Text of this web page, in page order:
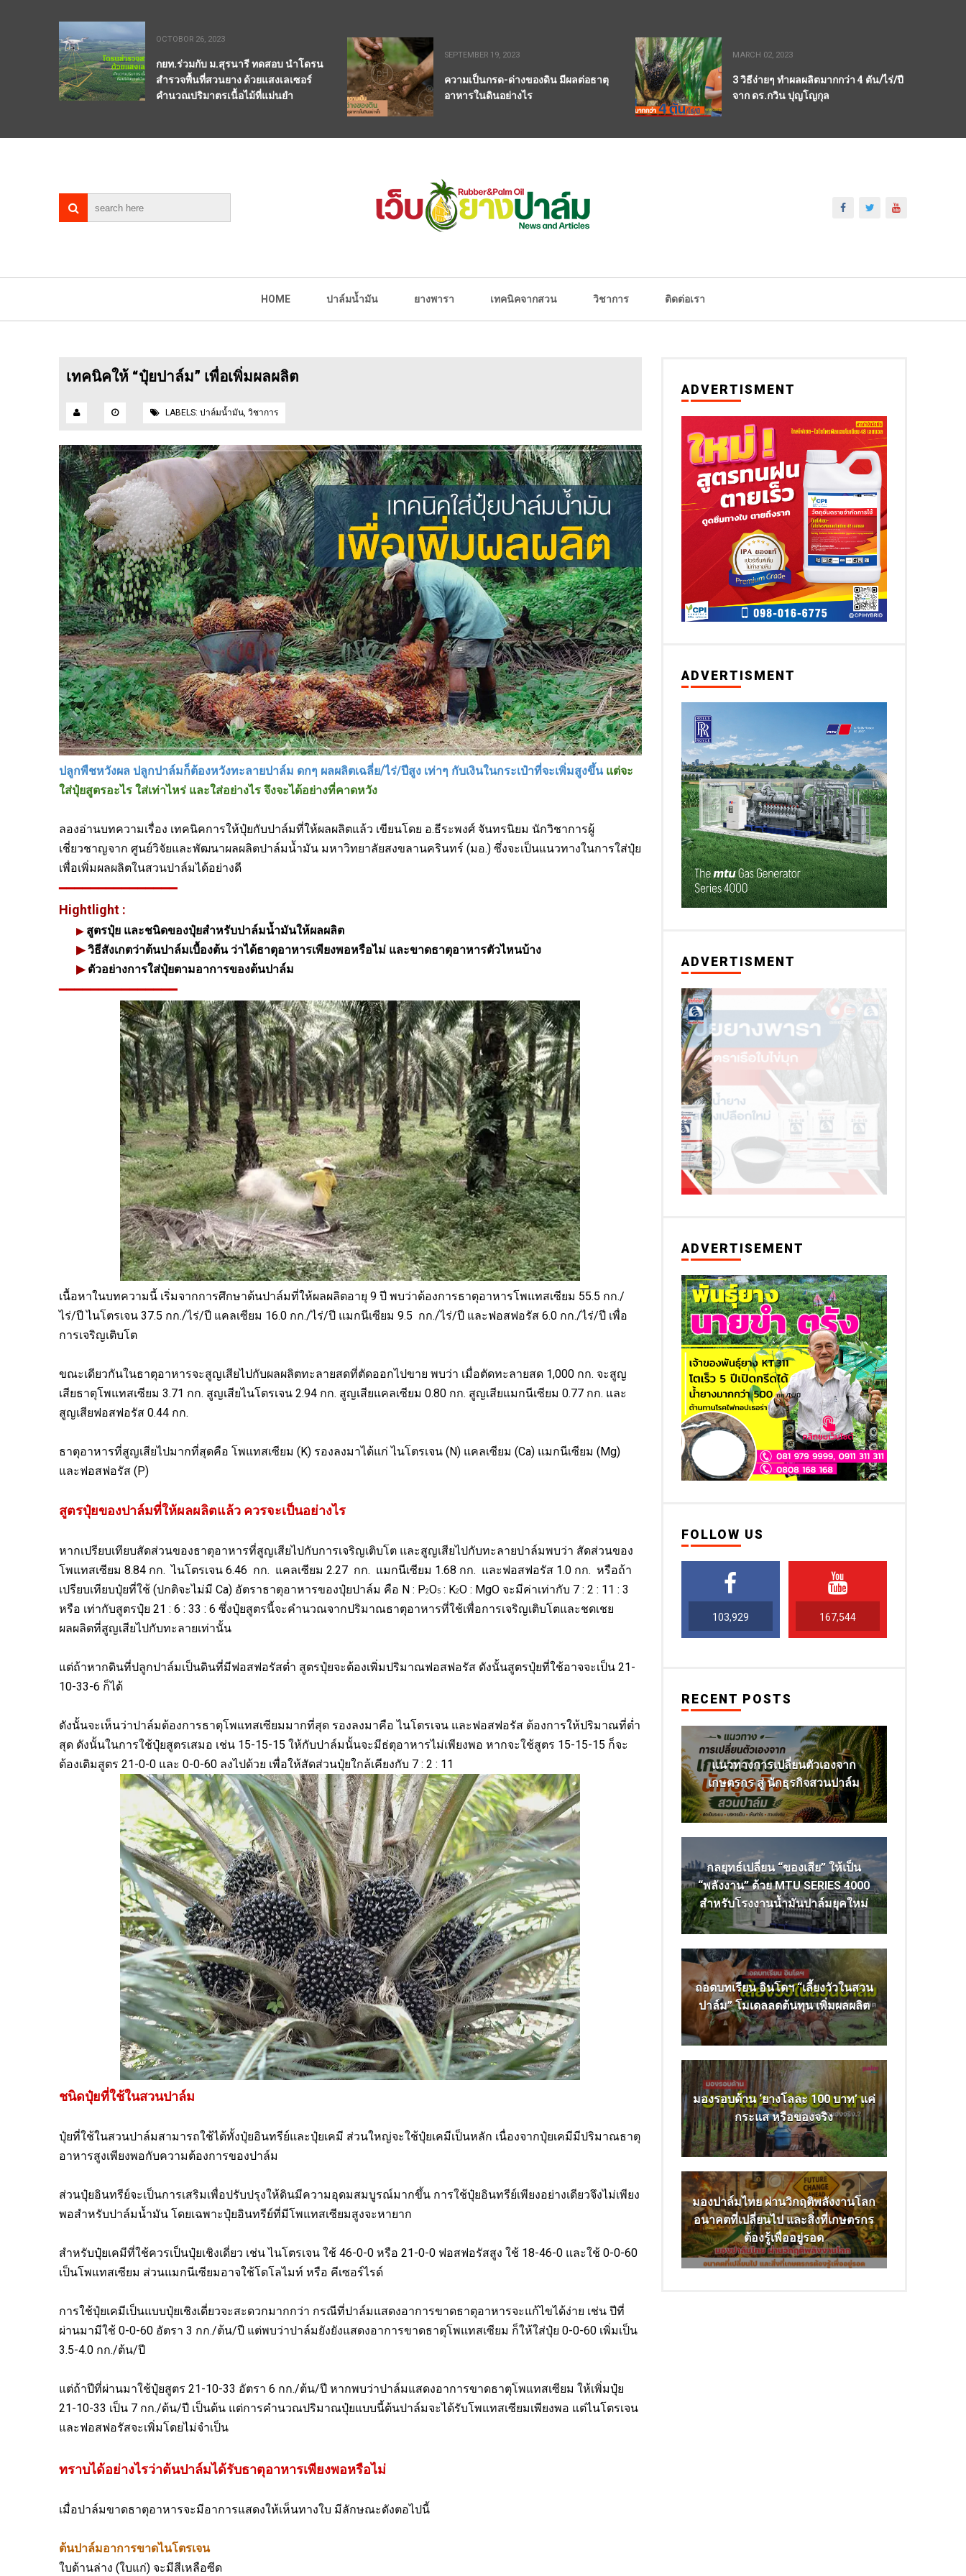
OCTOBOR 26, 2023
กยท.ร่วมกับ ม.สุรนารี ทดสอบ นำโดรน
สำรวจพื้นที่สวนยาง ด้วยแสงเลเซอร์
คำนวณปริมาตรเนื้อไม้ที่แม่นยำ
SEPTEMBER 19, 2023
ความเป็นกรด-ด่างของดิน มีผลต่อธาตุ
อาหารในดินอย่างไร
MARCH 02, 2023
3 วิธีง่ายๆ ทำผลผลิตมากกว่า 4 ตัน/ไร่/ปี
จาก ดร.กวิน ปุญโญกุล
HOME ปาล์มน้ำมัน ยางพารา เทคนิคจากสวน วิชาการ ติดต่อเรา
เทคนิคให้ “ปุ๋ยปาล์ม” เพื่อเพิ่มผลผลิต
LABELS: ปาล์มน้ำมัน, วิชาการ
ปลูกพืชหวังผล ปลูกปาล์มก็ต้องหวังทะลายปาล์ม ดกๆ ผลผลิตเฉลี่ย/ไร่/ปีสูง เท่าๆ กับเงินในกระเป๋าที่จะเพิ่มสูงขึ้น แต่จะ
ใส่ปุ๋ยสูตรอะไร ใส่เท่าไหร่ และใส่อย่างไร จึงจะได้อย่างที่คาดหวัง
ลองอ่านบทความเรื่อง เทคนิคการให้ปุ๋ยกับปาล์มที่ให้ผลผลิตแล้ว เขียนโดย อ.ธีระพงศ์ จันทรนิยม นักวิชาการผู้
เชี่ยวชาญจาก ศูนย์วิจัยและพัฒนาผลผลิตปาล์มน้ำมัน มหาวิทยาลัยสงขลานครินทร์ (มอ.) ซึ่งจะเป็นแนวทางในการใส่ปุ๋ย
เพื่อเพิ่มผลผลิตในสวนปาล์มได้อย่างดี
━━━━━━━━━━━━━━━
Hightlight :
▶สูตรปุ๋ย และชนิดของปุ๋ยสำหรับปาล์มน้ำมันให้ผลผลิต
▶ วิธีสังเกตว่าต้นปาล์มเบื้องต้น ว่าได้ธาตุอาหารเพียงพอหรือไม่ และขาดธาตุอาหารตัวไหนบ้าง
▶ ตัวอย่างการใส่ปุ๋ยตามอาการของต้นปาล์ม
━━━━━━━━━━━━━━━
เนื้อหาในบทความนี้ เริ่มจากการศึกษาต้นปาล์มที่ให้ผลผลิตอายุ 9 ปี พบว่าต้องการธาตุอาหารโพแทสเซียม 55.5 กก./
ไร่/ปี ไนโตรเจน 37.5 กก./ไร่/ปี แคลเซียม 16.0 กก./ไร่/ปี แมกนีเซียม 9.5 กก./ไร่/ปี และฟอสฟอรัส 6.0 กก./ไร่/ปี เพื่อ
การเจริญเติบโต
ขณะเดียวกันในธาตุอาหารจะสูญเสียไปกับผลผลิตทะลายสดที่ตัดออกไปขาย พบว่า เมื่อตัดทะลายสด 1,000 กก. จะสูญ
เสียธาตุโพแทสเซียม 3.71 กก. สูญเสียไนโตรเจน 2.94 กก. สูญเสียแคลเซียม 0.80 กก. สูญเสียแมกนีเซียม 0.77 กก. และ
สูญเสียฟอสฟอรัส 0.44 กก.
ธาตุอาหารที่สูญเสียไปมากที่สุดคือ โพแทสเซียม ( K) รองลงมาได้แก่ ไนโตรเจน ( N) แคลเซียม (Ca) แมกนีเซียม ( Mg)
และฟอสฟอรัส ( P)
สูตรปุ๋ยของปาล์มที่ให้ผลผลิตแล้ว ควรจะเป็นอย่างไร
หากเปรียบเทียบสัดส่วนของธาตุอาหารที่สูญเสียไปกับการเจริญเติบโต และสูญเสียไปกับทะลายปาล์มพบว่า สัดส่วนของ
โพแทสเซียม 8.84 กก. ไนโตรเจน 6.46 กก. แคลเซียม 2.27 กก. แมกนีเซียม 1.68 กก. และฟอสฟอรัส 1.0 กก. หรือถ้า
เปรียบเทียบปุ๋ยที่ใช้ (ปกติจะไม่มี Ca) อัตราธาตุอาหารของปุ๋ยปาล์ม คือ N : P2O5 : K2O : MgO จะมีค่าเท่ากับ 7 : 2 : 11 : 3
หรือ เท่ากับสูตรปุ๋ย 21 : 6 : 33 : 6 ซึ่งปุ๋ยสูตรนี้จะคำนวณจากปริมาณธาตุอาหารที่ใช้เพื่อการเจริญเติบโตและชดเชย
ผลผลิตที่สูญเสียไปกับทะลายเท่านั้น
แต่ถ้าหากดินที่ปลูกปาล์มเป็นดินที่มีฟอสฟอรัสต่ำ สูตรปุ๋ยจะต้องเพิ่มปริมาณฟอสฟอรัส ดังนั้นสูตรปุ๋ยที่ใช้อาจจะเป็น 21-
10-33-6 ก็ได้
ดังนั้นจะเห็นว่าปาล์มต้องการธาตุโพแทสเซียมมากที่สุด รองลงมาคือ ไนโตรเจน และฟอสฟอรัส ต้องการให้ปริมาณที่ต่ำ
สุด ดังนั้นในการใช้ปุ๋ยสูตรเสมอ เช่น 15-15-15 ให้กับปาล์มนั้นจะมีธ่ตุอาหารไม่เพียงพอ หากจะใช้สูตร 15-15-15 ก็จะ
ต้องเติมสูตร 21-0-0 และ 0-0-60 ลงไปด้วย เพื่อให้สัดส่วนปุ๋ยใกล้เคียงกับ 7 : 2 : 11
ชนิดปุ๋ยที่ใช้ในสวนปาล์ม
ปุ๋ยที่ใช้ในสวนปาล์มสามารถใช้ได้ทั้งปุ๋ยอินทรีย์และปุ๋ยเคมี ส่วนใหญ่จะใช้ปุ๋ยเคมีเป็นหลัก เนื่องจากปุ๋ยเคมีมีปริมาณธาตุ
อาหารสูงเพียงพอกับความต้องการของปาล์ม
ส่วนปุ๋ยอินทรีย์จะเป็นการเสริมเพื่อปรับปรุงให้ดินมีความอุดมสมบูรณ์มากขึ้น การใช้ปุ๋ยอินทรีย์เพียงอย่างเดียวจึงไม่เพียง
พอสำหรับปาล์มน้ำมัน โดยเฉพาะปุ๋ยอินทรีย์ที่มีโพแทสเซียมสูงจะหายาก
สำหรับปุ๋ยเคมีที่ใช้ควรเป็นปุ๋ยเชิงเดี่ยว เช่น ไนโตรเจน ใช้ 46-0-0 หรือ 21-0-0 ฟอสฟอรัสสูง ใช้ 18-46-0 และใช้ 0-0-60
เป็นโพแทสเซียม ส่วนแมกนีเซียมอาจใช้โดโลไมท์ หรือ คีเซอร์ไรด์
การใช้ปุ๋ยเคมีเป็นแบบปุ๋ยเชิงเดี่ยวจะสะดวกมากกว่า กรณีที่ปาล์มแสดงอาการขาดธาตุอาหารจะแก้ไขได้ง่าย เช่น ปีที่
ผ่านมามีใช้ 0-0-60 อัตรา 3 กก./ต้น/ปี แต่พบว่าปาล์มยังยังแสดงอาการขาดธาตุโพแทสเซียม ก็ให้ใส่ปุ๋ย 0-0-60 เพิ่มเป็น
3.5-4.0 กก./ต้น/ปี
แต่ถ้าปีที่ผ่านมาใช้ปุ๋ยสูตร 21-10-33 อัตรา 6 กก./ต้น/ปี หากพบว่าปาล์มแสดงอาการขาดธาตุโพแทสเซียม ให้เพิ่มปุ๋ย
21-10-33 เป็น 7 กก./ต้น/ปี เป็นต้น แต่การคำนวณปริมาณปุ๋ยแบบนี้ต้นปาล์มจะได้รับโพแทสเซียมเพียงพอ แต่ไนโตรเจน
และฟอสฟอรัสจะเพิ่มโดยไม่จำเป็น
ทราบได้อย่างไรว่าต้นปาล์มได้รับธาตุอาหารเพียงพอหรือไม่
เมื่อปาล์มขาดธาตุอาหารจะมีอาการแสดงให้เห็นทางใบ มีลักษณะดังตอไปนี้
ต้นปาล์มอาการขาดไนโตรเจน
ใบด้านล่าง (ใบแก่) จะมีสีเหลือซีด
ADVERTISMENT
ADVERTISMENT
ADVERTISMENT
ADVERTISEMENT
FOLLOW US
103,929 167,544
RECENT POSTS
แนวทางการเปลี่ยนตัวเองจาก
เกษตรกร สู่ นักธุรกิจสวนปาล์ม
กลยุทธ์เปลี่ยน “ของเสีย” ให้เป็น
“พลังงาน” ด้วย MTU SERIES 4000
สำหรับโรงงานน้ำมันปาล์มยุคใหม่
ถอดบทเรียน อินโดฯ “เลี้ยงวัวในสวน
ปาล์ม” โมเดลลดต้นทุน เพิ่มผลผลิต
มองรอบด้าน ‘ยางโลละ 100 บาท’ แค่
กระแส หรือของจริง
มองปาล์มไทย ผ่านวิกฤติพลังงานโลก
อนาคตที่เปลี่ยนไป และสิ่งที่เกษตรกร
ต้องรู้เพื่ออยู่รอด